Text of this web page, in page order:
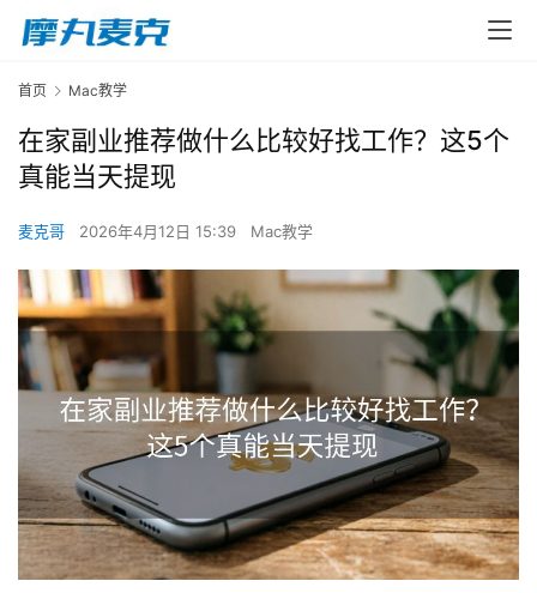
首页 Mac教学
在家副业推荐做什么比较好找工作？这5个
真能当天提现
麦克哥 2026年4月12日 15:39 Mac教学